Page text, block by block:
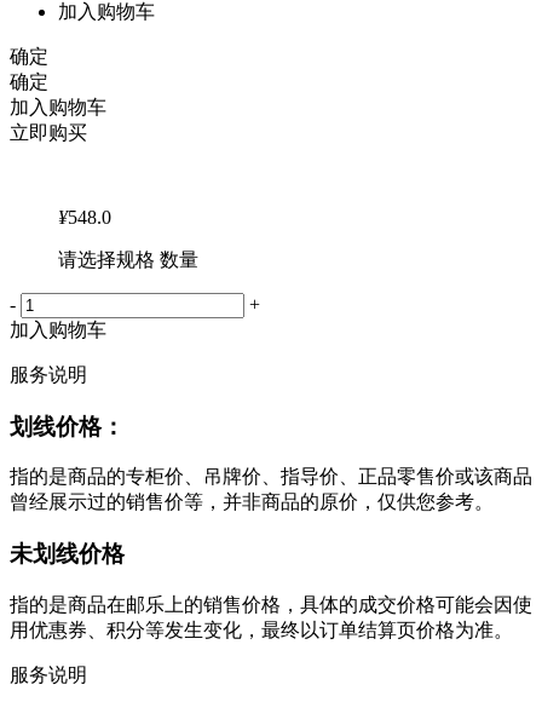
加入购物车
确定
确定
加入购物车
立即购买
¥548.0
请选择规格 数量
-
+
加入购物车
服务说明
划线价格：
指的是商品的专柜价、吊牌价、指导价、正品零售价或该商品
曾经展示过的销售价等，并非商品的原价，仅供您参考。
未划线价格
指的是商品在邮乐上的销售价格，具体的成交价格可能会因使
用优惠券、积分等发生变化，最终以订单结算页价格为准。
服务说明